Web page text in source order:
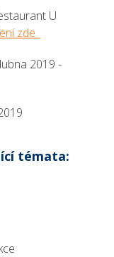
U
zde.
2019 -
témata: